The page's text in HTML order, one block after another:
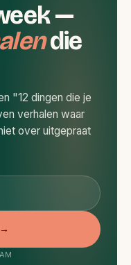
—
die
"12 dingen die je
verhalen waar
over uitgepraat